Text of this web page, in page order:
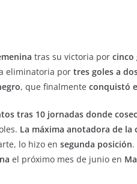
tras su victoria por cinco
eliminatoria por tres goles a
, que finalmente conquistó
tras 10 jornadas donde
La máxima anotadora de la
lo hizo en segunda posición.
el próximo mes de junio en